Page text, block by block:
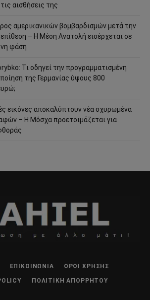
αισθήσεις της
αμερικανικών βομβαρδισμών μετά την
– Η Μέση Ανατολή εισέρχεται σε
φάση
Τι οδηγεί την προγραμματισμένη
της Γερμανίας ύψους 800
εικόνες αποκαλύπτουν νέα οχυρωμένα
– Η Μόσχα προετοιμάζεται για
ΕΠΙΚΟΙΝΩΝΊΑ ΌΡΟΙ ΧΡΉΣΗΣ
ΠΟΛΙΤΙΚΉ ΑΠΟΡΡΉΤΟΥ